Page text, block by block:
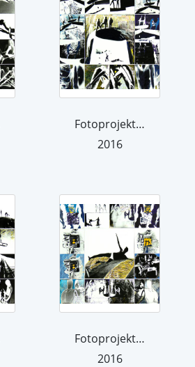
Fotoprojektion 8
2016
Fotoprojektion 10
2016